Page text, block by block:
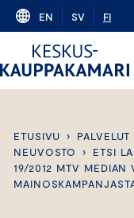
Skip
content
EN SV FI
ETUSIVU › PALVELUT
NEUVOSTO
› ETSI
19/2012 MTV MEDIAN